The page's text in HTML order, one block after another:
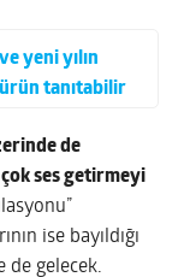
yeni yılın
ürün tanıtabilir
de
çok ses getirmeyi
ise bayıldığı
de gelecek.